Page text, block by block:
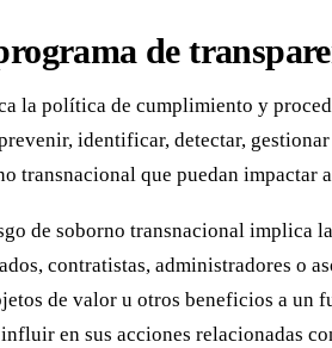
de
la política de cumplimiento y
identificar, detectar,
transnacional que puedan impactar
de soborno transnacional implica
contratistas, administradores o
de valor u otros beneficios a un
en sus acciones relacionadas